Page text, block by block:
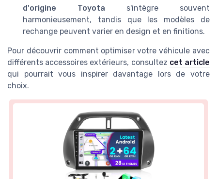
d'origine Toyota s'intègre souvent
harmonieusement, tandis que les modèles de
rechange peuvent varier en design et en finitions.
Pour découvrir comment optimiser votre véhicule avec
différents accessoires extérieurs, consultez cet article
qui pourrait vous inspirer davantage lors de votre
choix.